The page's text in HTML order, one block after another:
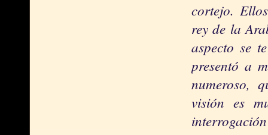
cortejo.
rey de la
aspecto se
presentó a
numeroso,
visión es